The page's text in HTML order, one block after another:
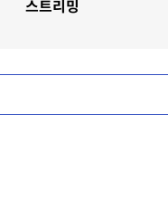
스트리밍